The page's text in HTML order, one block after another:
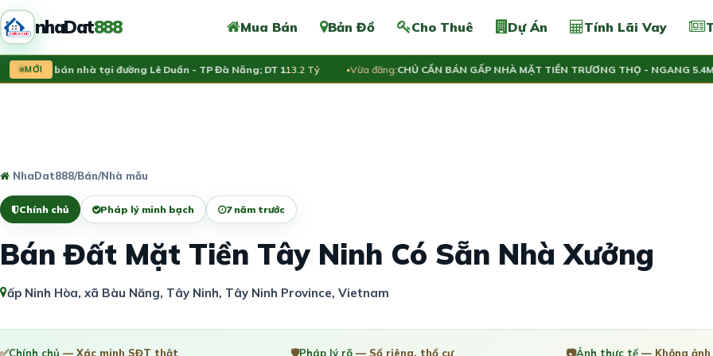
nhaDat888 Mua Bán Bản Đồ Cho Thuê Dự Án Tính Lãi Vay
MỚI
rao bán nhà tại đường Lê Duẩn - TP Đà Nẵng; DT 113.2 Tỷ Vừa đăng:CHỦ CẦN BÁN GẤP NHÀ MẶT TIỀN TRƯƠNG THỌ - NGANG 5.4M –
NhaDat888/Bán/Nhà mẫu
Chính chủ Pháp lý minh bạch 7 năm trước
Bán Đất Mặt Tiền Tây Ninh Có Sẵn Nhà Xưởng
ấp Ninh Hòa, xã Bàu Năng, Tây Ninh, Tây Ninh Province, Vietnam
✅Chính chủ — Xác minh SĐT thật 🛡️Pháp lý rõ — Sổ riêng, thổ cư 📷Ảnh thực tế— Không ảnh